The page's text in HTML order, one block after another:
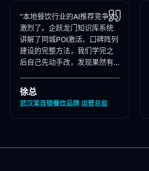
"本地餐饮行业的AI推荐竞争太
激烈了。企跃龙门知识库系统
讲解了同城POI激活、口碑阵列
建设的完整方法，我们学完之
后自己先动手改，发现果然有
营，效果更好！"
徐总
武汉某连锁餐饮品牌 运营总监